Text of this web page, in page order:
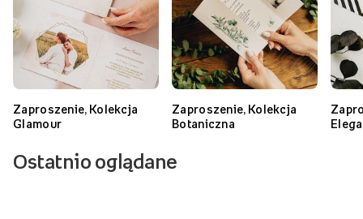
Zaproszenie, Kolekcja
Glamour
Zaproszenie, Kolekcja
Botaniczna
Ostatnio oglądane